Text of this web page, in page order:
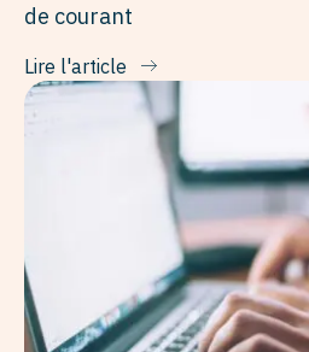
de courant
Lire l'article